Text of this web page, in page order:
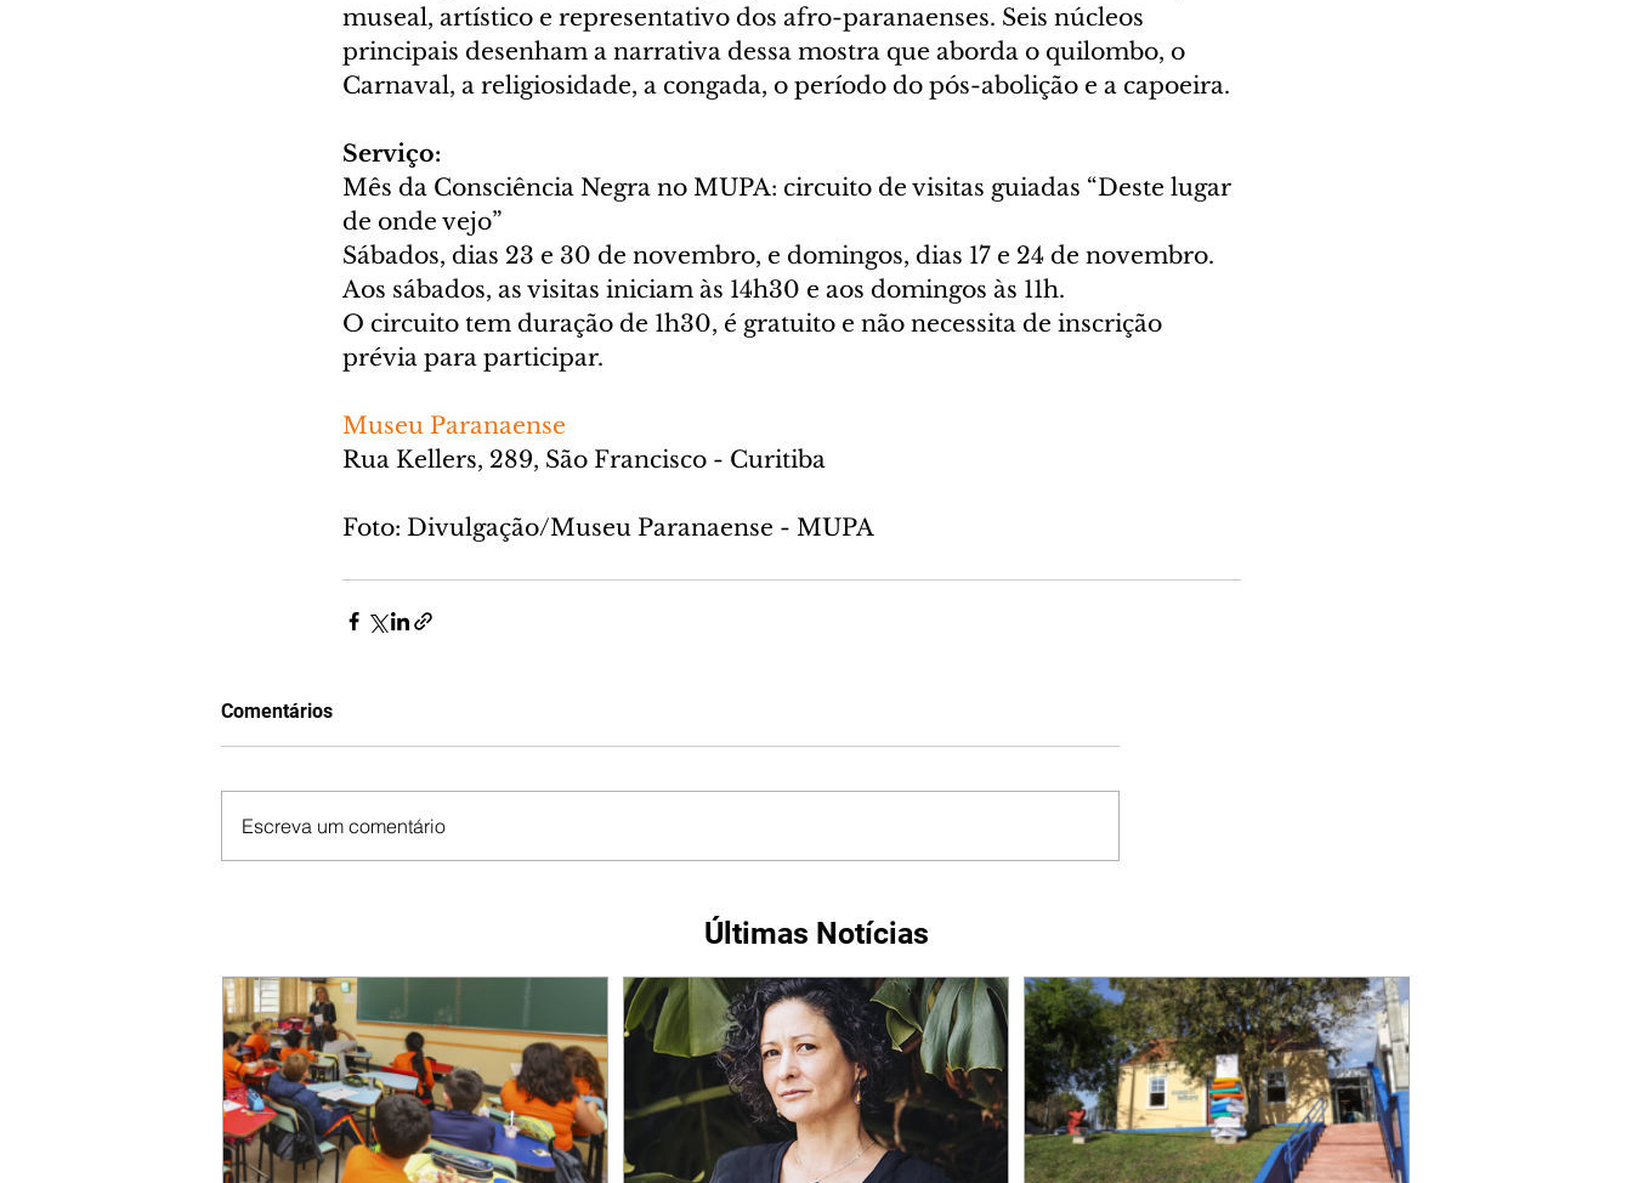
museal, artístico e representativo dos afro-paranaenses. Seis núcleos
principais desenham a narrativa dessa mostra que aborda o quilombo, o
Carnaval, a religiosidade, a congada, o período do pós-abolição e a capoeira.
Serviço:
Mês da Consciência Negra no MUPA: circuito de visitas guiadas “Deste lugar
de onde vejo”
Sábados, dias 23 e 30 de novembro, e domingos, dias 17 e 24 de novembro.
Aos sábados, as visitas iniciam às 14h30 e aos domingos às 11h.
O circuito tem duração de 1h30, é gratuito e não necessita de inscrição
prévia para participar.
Museu Paranaense
Rua Kellers, 289, São Francisco - Curitiba
Foto: Divulgação/Museu Paranaense - MUPA
Comentários
Escreva um comentário
Últimas Notícias